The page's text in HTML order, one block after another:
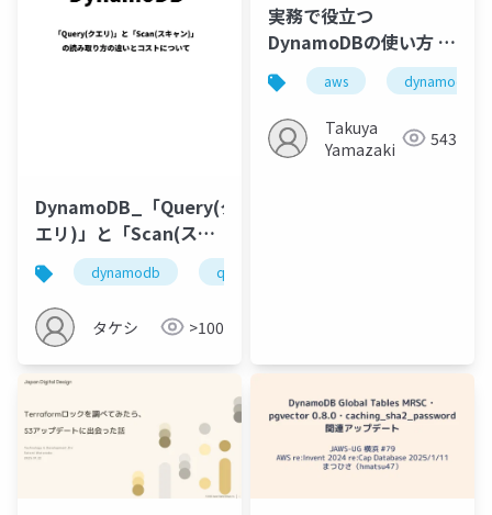
DynamoDB_「Query(ク
エリ)」と「Scan(スキ
ャン)」の読み取り方の
違いとコストについて
dynamodb query
タケシ >100
実務で役立つ
DynamoDBの使い方 ―
インデックスと排他制
御―
aws dynamodb
Takuya
Yamazaki
543